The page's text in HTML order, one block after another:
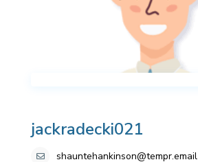
jackradecki021
shauntehankinson@tempr.email